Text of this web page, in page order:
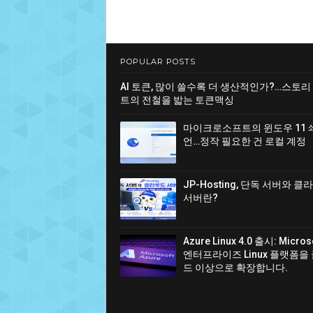
POPULAR POSTS
AI 토큰, 많이 쓸수록 더 생산적인가?…스토리
트의 전철을 밟는 토큰맥싱
마이크로소프트의 윈도우 11
언…정작 필요한 건 로컬 계정
JP-Hosting, 단독 서버와 클
서버란?
Azure Linux 4.0 출시:
엔터프라이즈 Linux 플랫폼을
드 이상으로 확장합니다.